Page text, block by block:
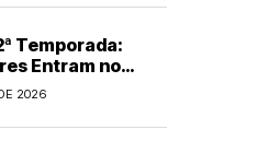
Temporada:
Entram no
2026